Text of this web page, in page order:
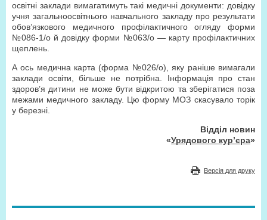
освітні заклади вимагатимуть такі медичні документи: довідку
учня загальноосвітнього навчального закладу про результати
обов’язкового медичного профілактичного огляду форми
№086-1/о й довідку форми №063/о — карту профілактичних
щеплень.
А ось медична карта (форма №026/о), яку раніше вимагали
заклади освіти, більше не потрібна. Інформація про стан
здоров’я дитини не може бути відкритою та зберігатися поза
межами медичного закладу. Цю форму МОЗ скасувало торік
у березні.
Відділ новин
«Урядового кур’єра»
Версія для друку